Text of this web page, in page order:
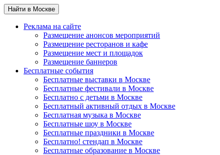
Найти в Москве
Реклама на сайте
Размещение анонсов мероприятий
Размещение ресторанов и кафе
Размещение мест и площадок
Размещение баннеров
Бесплатные события
Бесплатные выставки в Москве
Бесплатные фестивали в Москве
Бесплатно с детьми в Москве
Бесплатный активный отдых в Москве
Бесплатная музыка в Москве
Бесплатные шоу в Москве
Бесплатные праздники в Москве
Бесплатно! стендап в Москве
Бесплатные образование в Москве